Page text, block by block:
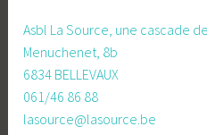
Asbl La Source, une cascade
Menuchenet, 8b
6834 BELLEVAUX
061/46 86 88
lasource@lasource.be